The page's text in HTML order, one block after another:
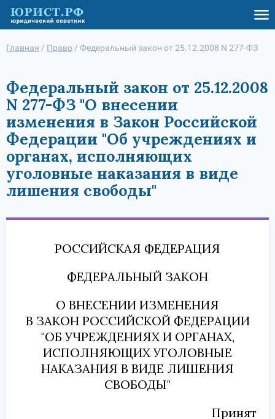
Главная / Право / Федеральный закон от 25.12.2008 N 277-ФЗ
Федеральный закон от 25.12.2008
N 277-ФЗ "О внесении
изменения в Закон Российской
Федерации "Об учреждениях и
органах, исполняющих
уголовные наказания в виде
лишения свободы"
РОССИЙСКАЯ ФЕДЕРАЦИЯ
ФЕДЕРАЛЬНЫЙ ЗАКОН
О ВНЕСЕНИИ ИЗМЕНЕНИЯ
В ЗАКОН РОССИЙСКОЙ ФЕДЕРАЦИИ
"ОБ УЧРЕЖДЕНИЯХ И ОРГАНАХ,
ИСПОЛНЯЮЩИХ УГОЛОВНЫЕ
НАКАЗАНИЯ В ВИДЕ ЛИШЕНИЯ
СВОБОДЫ"
Принят